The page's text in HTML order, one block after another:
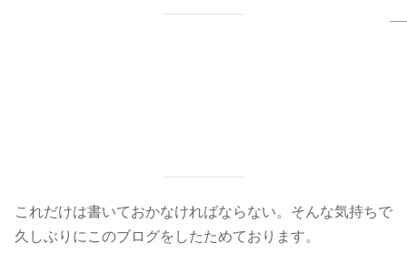
これだけは書いておかなければならない。そんな気持ちで
久しぶりにこのブログをしたためております。